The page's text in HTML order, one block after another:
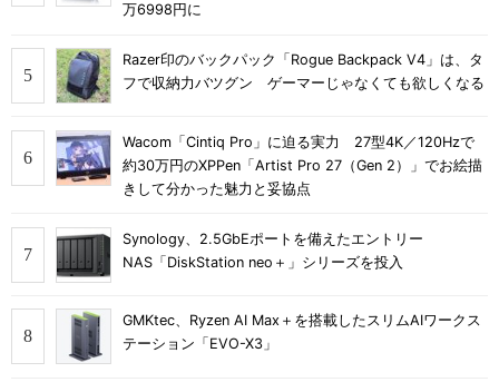
万6998円に
Razer印のバックパック「Rogue Backpack V4」は、タ
フで収納力バツグン ゲーマーじゃなくても欲しくなる
Wacom「Cintiq Pro」に迫る実力 27型4K／120Hzで
約30万円のXPPen「Artist Pro 27（Gen 2）」でお絵描
きして分かった魅力と妥協点
Synology、2.5GbEポートを備えたエントリー
NAS「DiskStation neo＋」シリーズを投入
GMKtec、Ryzen AI Max＋を搭載したスリムAIワークス
テーション「EVO-X3」